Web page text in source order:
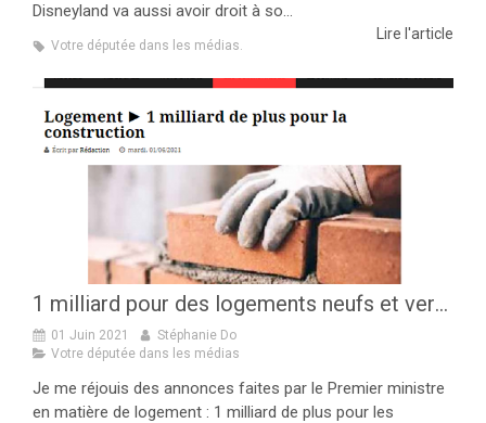
Disneyland va aussi avoir droit à so...
Lire l'article
Votre députée dans les médias.
1 milliard pour des logements neufs et vertueux !
01 Juin 2021
Stéphanie Do
Votre députée dans les médias
Je me réjouis des annonces faites par le Premier ministre
en matière de logement : 1 milliard de plus pour les